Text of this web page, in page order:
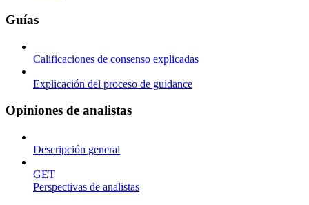
Guías
Calificaciones de consenso explicadas
Explicación del proceso de guidance
Opiniones de analistas
Descripción general
GET
Perspectivas de analistas